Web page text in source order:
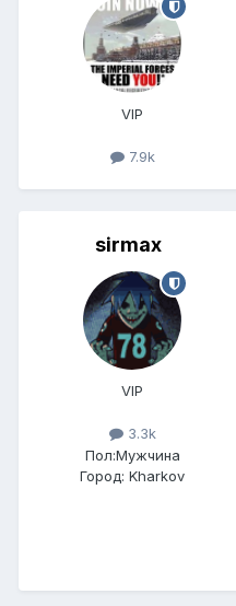
VIP
7.9k
sirmax
VIP
3.3k
Пол:Мужчина
Город: Kharkov